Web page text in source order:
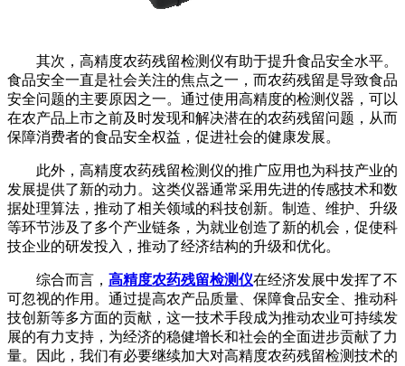
其次，高精度农药残留检测仪有助于提升食品安全水平。
食品安全一直是社会关注的焦点之一，而农药残留是导致食品
安全问题的主要原因之一。通过使用高精度的检测仪器，可以
在农产品上市之前及时发现和解决潜在的农药残留问题，从而
保障消费者的食品安全权益，促进社会的健康发展。
此外，高精度农药残留检测仪的推广应用也为科技产业的
发展提供了新的动力。这类仪器通常采用先进的传感技术和数
据处理算法，推动了相关领域的科技创新。制造、维护、升级
等环节涉及了多个产业链条，为就业创造了新的机会，促使科
技企业的研发投入，推动了经济结构的升级和优化。
综合而言， 高精度农药残留检测仪在经济发展中发挥了不
可忽视的作用。通过提高农产品质量、保障食品安全、推动科
技创新等多方面的贡献，这一技术手段成为推动农业可持续发
展的有力支持，为经济的稳健增长和社会的全面进步贡献了力
量。因此，我们有必要继续加大对高精度农药残留检测技术的